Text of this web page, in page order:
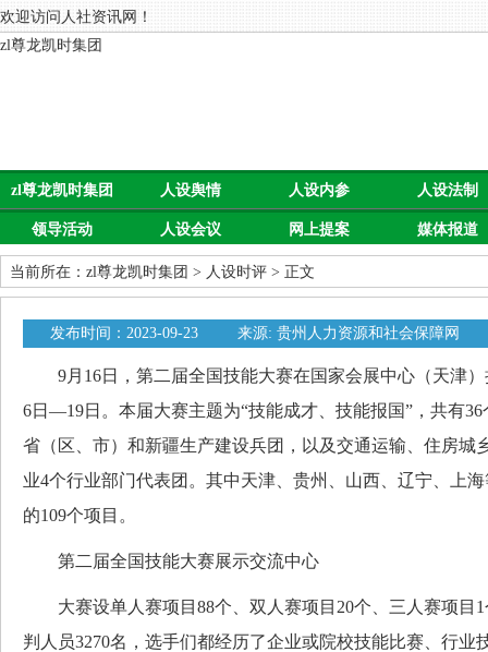
欢迎访问人社资讯网！
zl尊龙凯时集团
zl尊龙凯时集团 人设舆情 人设内参 人设法制
领导活动 人设会议 网上提案 媒体报道
当前所在： zl尊龙凯时集团 > 人设时评 > 正文
发布时间：2023-09-23 来源: 贵州人力资源和社会保障网
9月16日，第二届全国技能大赛在国家会展中心（天津）
6日—19日。本届大赛主题为“技能成才、技能报国”，共有
省（区、市）和新疆生产建设兵团，以及交通运输、住房城
业4个行业部门代表团。其中天津、贵州、山西、辽宁、上
的109个项目。
第二届全国技能大赛展示交流中心
大赛设单人赛项目88个、双人赛项目20个、三人赛项目1
判人员3270名，选手们都经历了企业或院校技能比赛、行业